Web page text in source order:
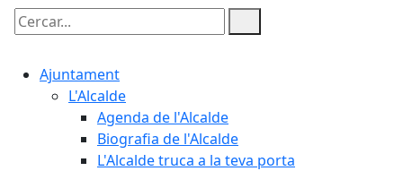
Cercar:
Ajuntament
L'Alcalde
Agenda de l'Alcalde
Biografia de l'Alcalde
L'Alcalde truca a la teva porta